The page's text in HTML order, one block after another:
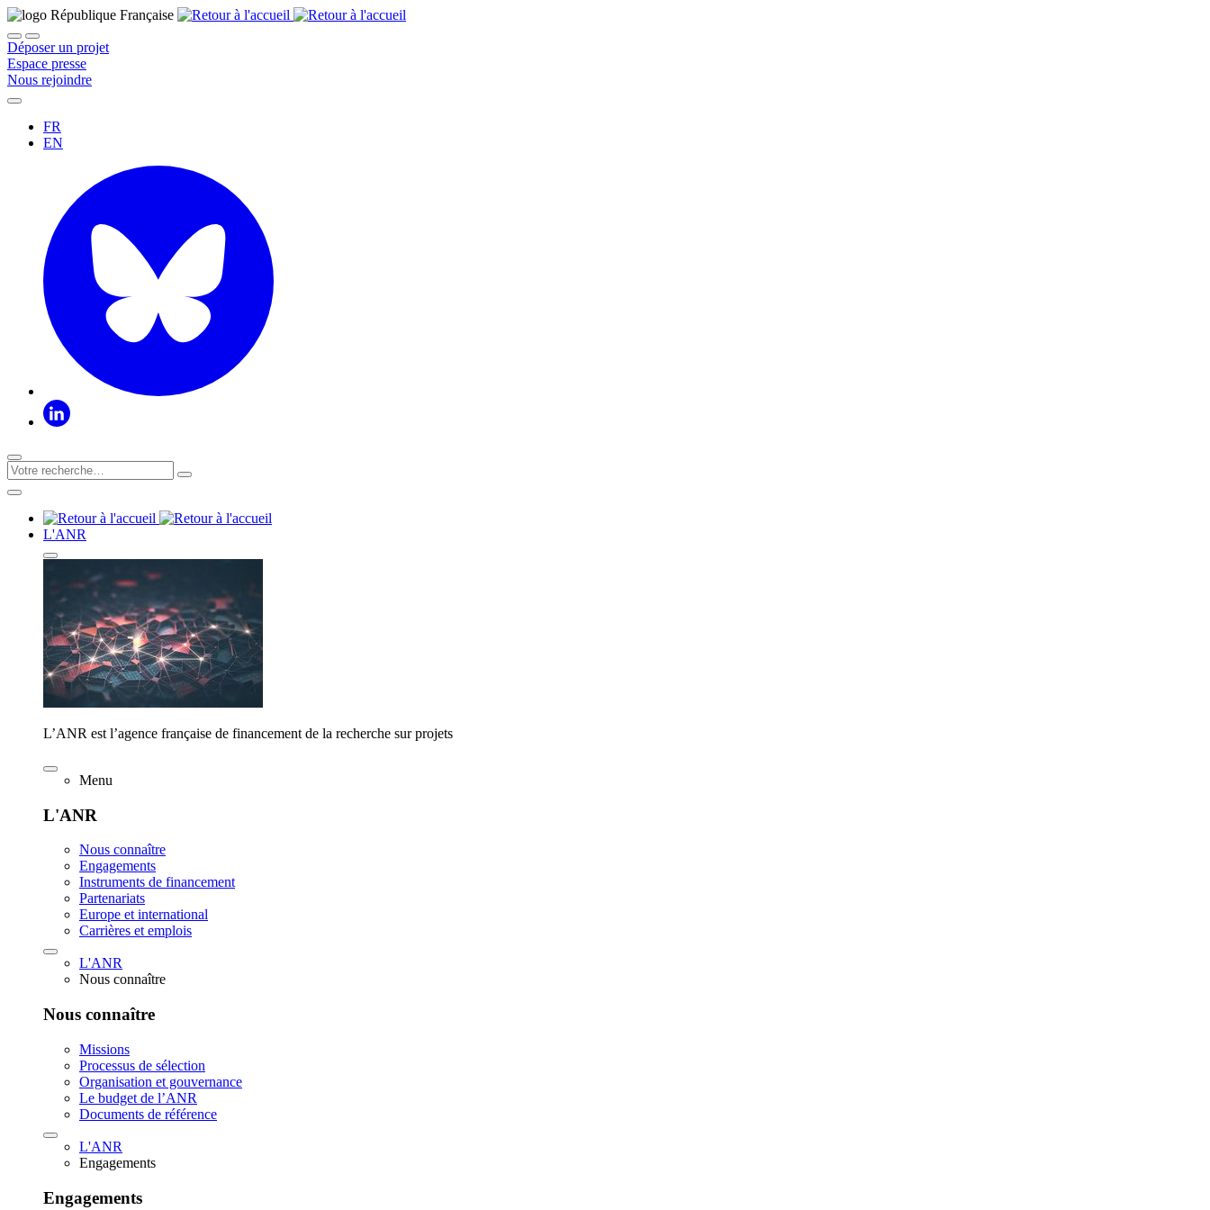
Déposer un projet
Espace presse
Nous rejoindre
FR
EN
L'ANR
L’ANR est l’agence française de financement de la recherche sur projets
Menu
L'ANR
Nous connaître
Engagements
Instruments de financement
Partenariats
Europe et international
Carrières et emplois
L'ANR
Nous connaître
Nous connaître
Missions
Processus de sélection
Organisation et gouvernance
Le budget de l’ANR
Documents de référence
L'ANR
Engagements
Engagements